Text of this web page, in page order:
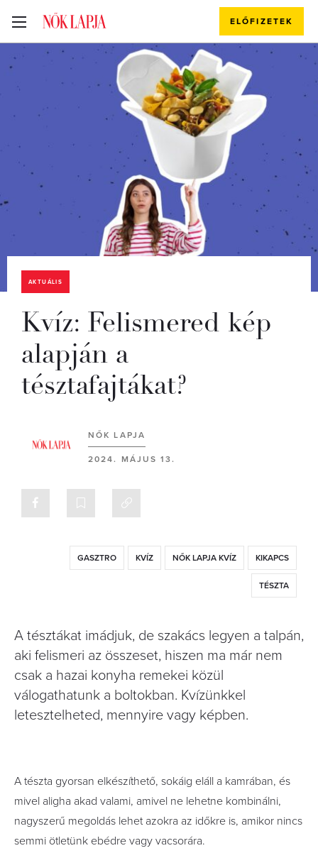
ELŐFIZETEK
AKTUÁLIS
Kvíz: Felismered kép
alapján a
tésztafajtákat?
NŐK LAPJA
2024. MÁJUS 13.
GASZTRO KVÍZ NŐK LAPJA KVÍZ KIKAPCS
TÉSZTA
A tésztákat imádjuk, de szakács legyen a talpán,
aki felismeri az összeset, hiszen ma már nem
csak a hazai konyha remekei közül
válogathatunk a boltokban. Kvízünkkel
letesztelheted, mennyire vagy képben.
A tészta gyorsan elkészíthető, sokáig eláll a kamrában, és
mivel aligha akad valami, amivel ne lehetne kombinálni,
nagyszerű megoldás lehet azokra az időkre is, amikor nincs
semmi ötletünk ebédre vagy vacsorára.